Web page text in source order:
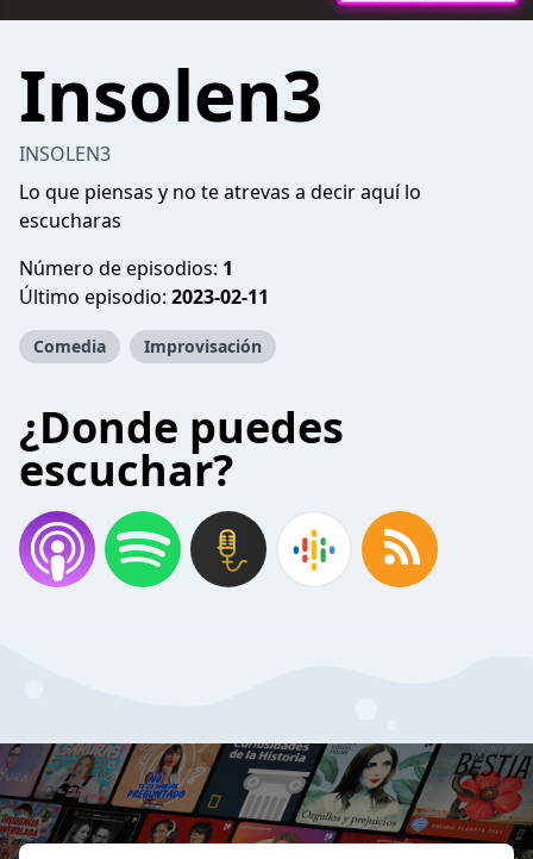
Insolen3
INSOLEN3
Lo que piensas y no te atrevas a decir aquí lo
escucharas
Número de episodios: 1
Último episodio: 2023-02-11
Comedia Improvisación
¿Donde puedes
escuchar?